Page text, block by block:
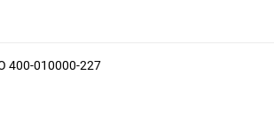
400-010000-227